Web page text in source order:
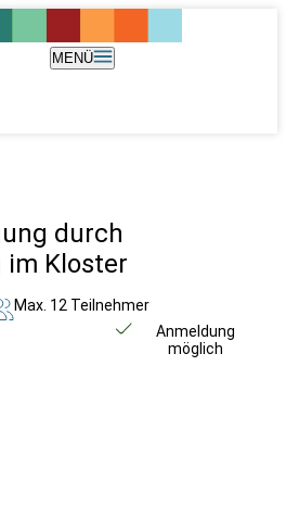
MENÜ
durch
im Kloster
Max. 12 Teilnehmer
Anmeldung
möglich